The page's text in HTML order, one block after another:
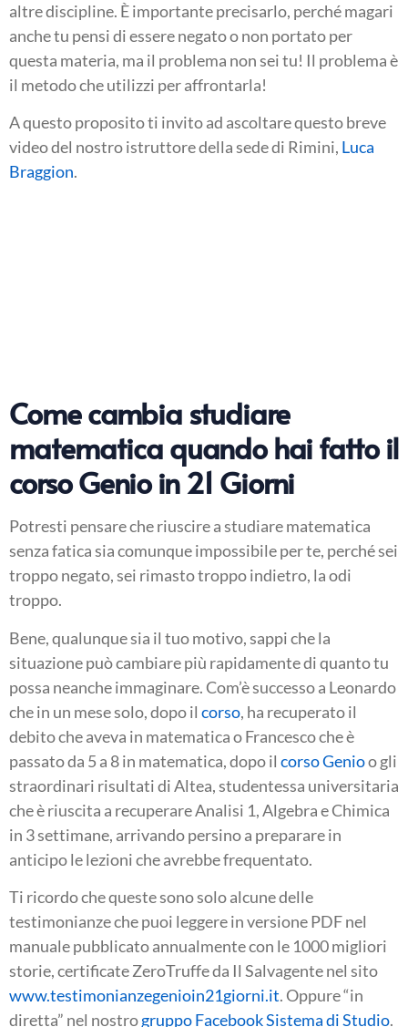
altre discipline. È importante precisarlo, perché magari
anche tu pensi di essere negato o non portato per
questa materia, ma il problema non sei tu! Il problema è
il metodo che utilizzi per affrontarla!
A questo proposito ti invito ad ascoltare questo breve
video del nostro istruttore della sede di Rimini, Luca
Braggion.
Come cambia studiare
matematica quando hai fatto il
corso Genio in 21 Giorni
Potresti pensare che riuscire a studiare matematica
senza fatica sia comunque impossibile per te, perché sei
troppo negato, sei rimasto troppo indietro, la odi
troppo.
Bene, qualunque sia il tuo motivo, sappi che la
situazione può cambiare più rapidamente di quanto tu
possa neanche immaginare. Com’è successo a Leonardo
che in un mese solo, dopo il corso, ha recuperato il
debito che aveva in matematica o Francesco che è
passato da 5 a 8 in matematica, dopo il corso Genioo gli
straordinari risultati di Altea, studentessa universitaria
che è riuscita a recuperare Analisi 1, Algebra e Chimica
in 3 settimane, arrivando persino a preparare in
anticipo le lezioni che avrebbe frequentato.
Ti ricordo che queste sono solo alcune delle
testimonianze che puoi leggere in versione PDF nel
manuale pubblicato annualmente con le 1000 migliori
storie, certificate ZeroTruffe da Il Salvagente nel sito
www.testimonianzegenioin21giorni.it. Oppure “in
diretta” nel nostrogruppo Facebook Sistema di Studio.